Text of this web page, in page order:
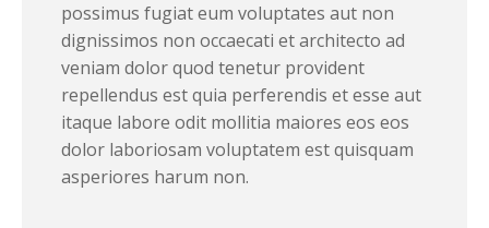
possimus fugiat eum voluptates aut non
dignissimos non occaecati et architecto ad
veniam dolor quod tenetur provident
repellendus est quia perferendis et esse aut
itaque labore odit mollitia maiores eos eos
dolor laboriosam voluptatem est quisquam
asperiores harum non.